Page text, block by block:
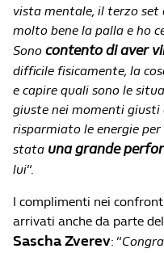
vista mentale, il terzo set
molto bene la palla e ho
Sono contento di aver
difficile fisicamente, la
e capire quali sono le
giuste nei momenti giusti
risparmiato le energie
stata una grande
lui“.
I complimenti nei
arrivati anche da parte
Sascha Zverev: “